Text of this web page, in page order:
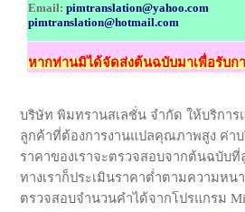
Email:pimtranslation@yahoo.com
pimtranslation@hotmail.com
หากท่านมิได้จัดส่งต้นฉบับมาเพื่อรับก
บริษัท พิมทรานสเลชั่น จำกัด ให้บริการ
ลูกค้าที่ต้องการงานแปลคุณภาพสูง ค่าบ
ราคาของเราจะตรวจสอบจากต้นฉบับ
ทางเราก็ประเมินราคาต่ำตามความห
ตรวจสอบจำนวนคำได้จากโปรแกรม